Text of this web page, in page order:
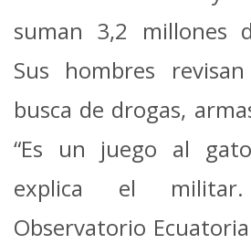
suman 3,2 millones
Sus hombres
busca de drogas,
“Es un juego al
explica el
Observatorio